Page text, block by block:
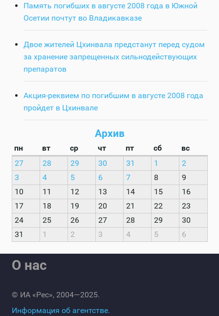
Память погибших в августе 2008 года в Южной
Осетии почтут во Владикавказе
Двое жителей Цхинвала предстанут перед судом
за хранение запрещенных сильнодействующих
препаратов
Акция-реквием по погибшим в августе 2008 года
пройдет в Цхинвале
Архив
пн вт ср чт пт сб
вс
27
28 29 30 31 1
2
3
4 5 6 7 8
9
10
11 12 13 14 15
16
17
18 19 20 21 22
23
24
25 26 27 28 29
30
31
1 2 3 4 5 6
О нас
© ИА «Рес», 2004—2025.
Информация об агентстве.